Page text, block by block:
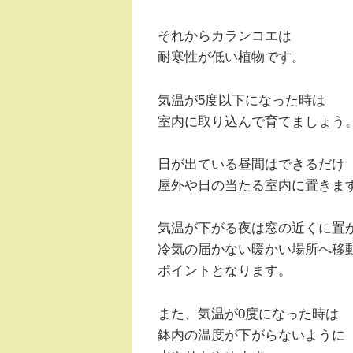
それからカランコエは
耐寒性が低い植物です。
気温が5度以下になった時は
室内に取り込んで育てましょう。
日が出ている昼間はできるだけ
屋外や日の当たる室内に置きま
気温が下がる夜は窓の近くに置
冷気の届かない暖かい場所へ移
ポイントとなります。
また、気温が0度になった時は
鉢内の温度が下がらないように